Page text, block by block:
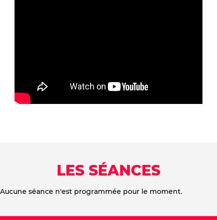
LES SÉANCES
Aucune séance n'est programmée pour le moment.